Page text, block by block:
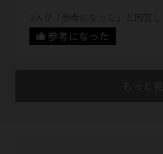
参考になった